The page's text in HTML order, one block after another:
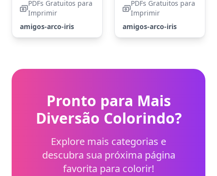
PDFs Gratuitos para
Imprimir
amigos-arco-iris
PDFs Gratuitos para
Imprimir
amigos-arco-iris
Pronto para Mais
Diversão Colorindo?
Explore mais categorias e
descubra sua próxima página
favorita para colorir!